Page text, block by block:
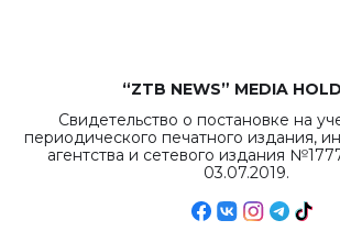
“ZTB NEWS” MEDIA
Свидетельство о постановке на
периодического печатного издания,
агентства и сетевого издания
03.07.2019.